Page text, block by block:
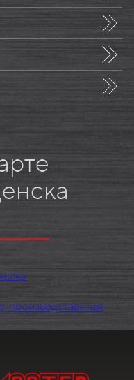
производственная